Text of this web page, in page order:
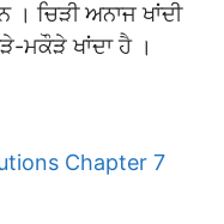
ਚਿੜੀ ਅਨਾਜ ਖਾਂਦੀ
ਮਕੌੜੇ ਖਾਂਦਾ ਹੈ ।
Chapter 7